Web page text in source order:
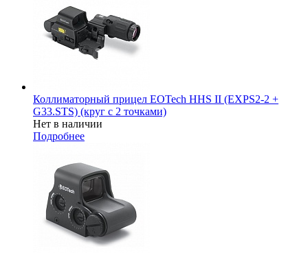
Коллиматорный прицел EOTech HHS II (EXPS2-2 +
G33.STS) (круг с 2 точками)
Нет в наличии
Подробнее